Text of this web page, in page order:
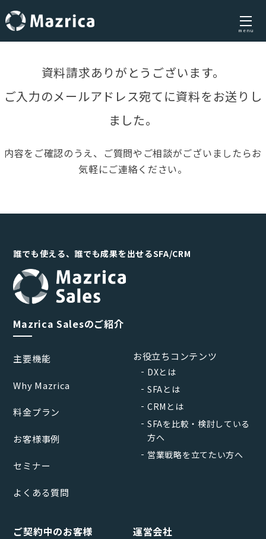
menu
資料請求ありがとうございます。
ご入力のメールアドレス宛てに資料をお送りし
ました。
内容をご確認のうえ、ご質問やご相談がございましたらお
気軽にご連絡ください。
誰でも使える、誰でも成果を出せるSFA/CRM
Mazrica Salesのご紹介
主要機能
Why Mazrica
料金プラン
お客様事例
セミナー
よくある質問
お役立ちコンテンツ
DXとは
SFAとは
CRMとは
SFAを比較・検討している
方へ
営業戦略を立てたい方へ
ご契約中のお客様 運営会社